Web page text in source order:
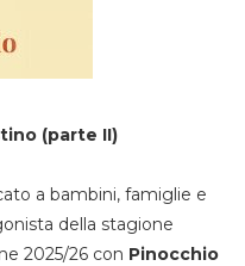
(parte II)
a bambini, famiglie e
della stagione
2025/26 con Pinocchio